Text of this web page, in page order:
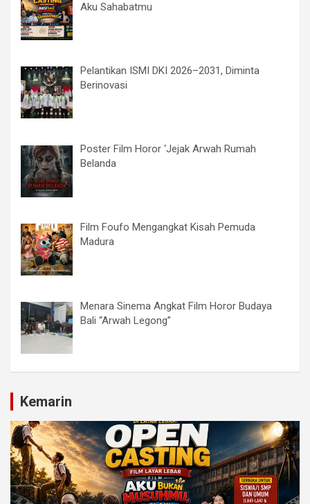
Aku Sahabatmu
Pelantikan ISMI DKI 2026–2031, Diminta
Berinovasi
Poster Film Horor ‘Jejak Arwah Rumah
Belanda
Film Foufo Mengangkat Kisah Pemuda
Madura
Menara Sinema Angkat Film Horor Budaya
Bali “Arwah Legong”
Kemarin